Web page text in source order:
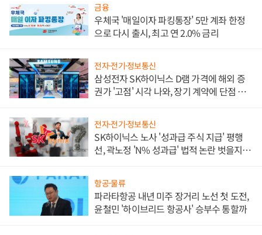
금융
우체국 '매일이자 파킹통장' 5만 계좌 한정
으로 다시 출시, 최고 연 2.0% 금리
전자·전기·정보통신
삼성전자 SK하이닉스 D램 가격에 해외 증
권가 '고점' 시각 나와, 장기 계약에 단점 부
전자·전기·정보통신
SK하이닉스 노사 '성과급 주식 지급' 평행
선, 곽노정 'N% 성과급' 법적 논란 벗을지 주
항공·물류
파라타항공 내년 미주 장거리 노선 첫 도전,
윤철민 '하이브리드 항공사' 승부수 통할까